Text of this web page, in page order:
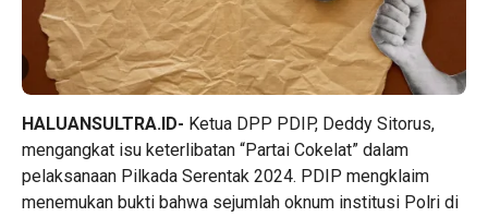
HALUANSULTRA.ID- Ketua DPP PDIP, Deddy Sitorus,
mengangkat isu keterlibatan “Partai Cokelat” dalam
pelaksanaan Pilkada Serentak 2024. PDIP mengklaim
menemukan bukti bahwa sejumlah oknum institusi Polri di